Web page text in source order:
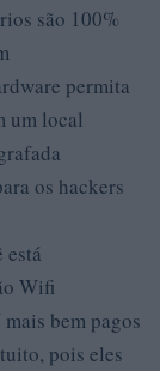
são 100%
permita
um local
os hackers
Wifi
bem pagos
pois eles